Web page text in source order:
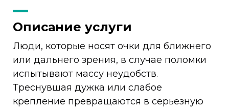
Описание услуги
Люди, которые носят очки для ближнего
или дальнего зрения, в случае поломки
испытывают массу неудобств.
Треснувшая дужка или слабое
крепление превращаются в серьезную